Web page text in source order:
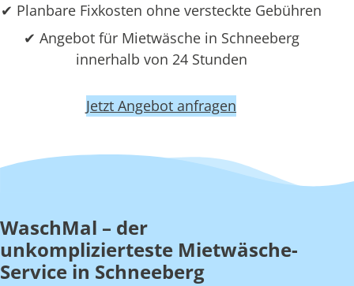
✔ Planbare Fixkosten ohne versteckte Gebühren
✔ Angebot für Mietwäsche in Schneeberg
innerhalb von 24 Stunden
Jetzt Angebot anfragen
WaschMal – der
unkomplizierteste Mietwäsche-
Service in Schneeberg